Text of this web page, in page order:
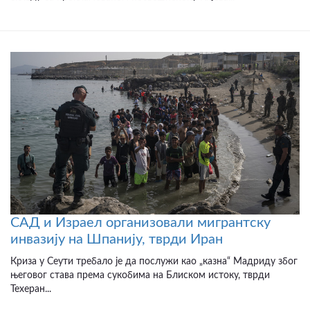
САД и Израел организовали мигрантску
инвазију на Шпанију, тврди Иран
Криза у Сеути требало је да послужи као „казна“ Мадриду због
његовог става према сукобима на Блиском истоку, тврди
Техеран...